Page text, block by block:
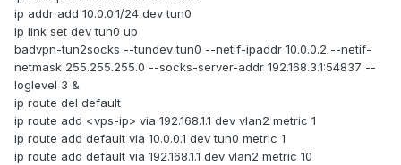
ip addr add 10.0.0.1/24 dev tun0
ip link set dev tun0 up
badvpn-tun2socks --tundev tun0 --netif-ipaddr 10.0.0.2 --netif-
netmask 255.255.255.0 --socks-server-addr 192.168.3.1:54837 --
loglevel 3 &
ip route del default
ip route add <vps-ip> via 192.168.1.1 dev vlan2 metric 1
ip route add default via 10.0.0.1 dev tun0 metric 1
ip route add default via 192.168.1.1 dev vlan2 metric 10